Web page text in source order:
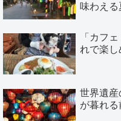
味わえ
「カフ
れで楽
世界遺産
が暮れる